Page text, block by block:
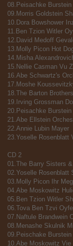
08.Peisachke Burstein
09.Morris Goldstein
10.Dora Bowshower
11.Ben Tzion Witler
12.David Medoff
13.Molly Picon Hot
14.Misha
15.Nellie Casman Vu
16.Abe Schwartz's
17.Moshe
18.The Barton
19.Irving Grossman
20.Peisachke
21.Abe Ellstein
22.Annie Lubin Mayer
23.Yoselle Rosenblatt
CD 2
01.The Barry Sisters
02.Yoselle Rosenblatt
03.Molly Picon Ihr
04.Abe Moskowitz
05.Ben Tzion Witler
06.Tova Ben Tzvi
07.Naftule Brandwein
08.Menashe Skulnik
09.Peischake
10.Abe Moskowitz